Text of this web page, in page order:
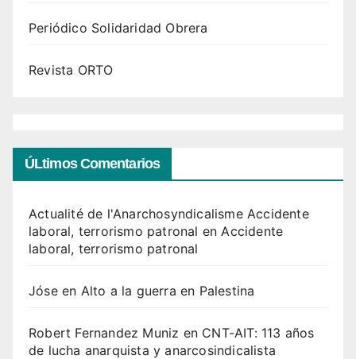
Periódico Solidaridad Obrera
Revista ORTO
ÚLtimos Comentarios
Actualité de l'Anarchosyndicalisme Accidente
laboral, terrorismo patronal en Accidente
laboral, terrorismo patronal
Jóseen Alto a la guerra en Palestina
Robert Fernandez Muniz en CNT-AIT: 113 años
de lucha anarquista y anarcosindicalista